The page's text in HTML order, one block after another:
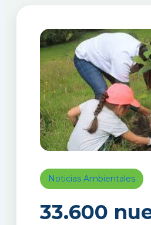
Noticias Ambientales
33.600